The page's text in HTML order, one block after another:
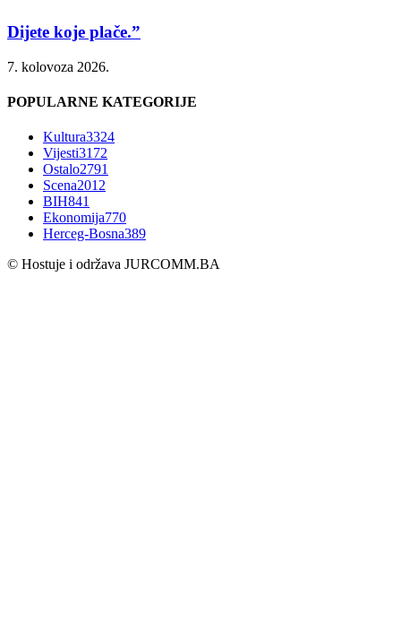
Dijete koje plače.”
7. kolovoza 2026.
POPULARNE KATEGORIJE
Kultura3324
Vijesti3172
Ostalo2791
Scena2012
BIH841
Ekonomija770
Herceg-Bosna389
© Hostuje i održava JURCOMM.BA